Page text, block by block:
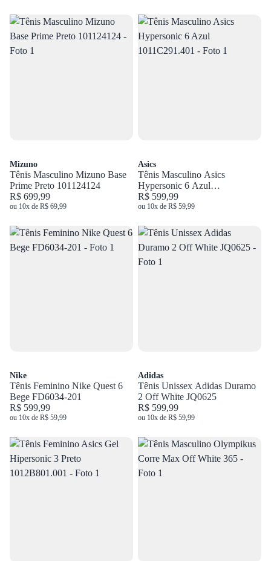
Mizuno
Tênis Masculino Mizuno Base
Prime Preto 101124124
R$ 699,99
ou 10x de R$ 69,99
Asics
Tênis Masculino Asics
Hypersonic 6 Azul
1011C291.401
R$ 599,99
ou 10x de R$ 59,99
Nike
Tênis Feminino Nike Quest 6
Bege FD6034-201
R$ 599,99
ou 10x de R$ 59,99
Adidas
Tênis Unissex Adidas Duramo
2 Off White JQ0625
R$ 599,99
ou 10x de R$ 59,99